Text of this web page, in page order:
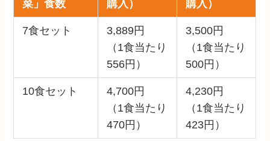
菜」食数
購入）
購入）
7食セット
3,889円
（1食当たり
556円）
3,500円
（1食当たり
500円）
10食セット
4,700円
（1食当たり
470円）
4,230円
（1食当たり
423円）